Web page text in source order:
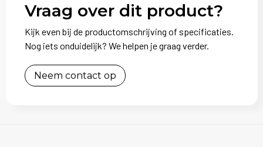
Vraag over dit product?
Kijk even bij de productomschrijving of specificaties.
Nog iets onduidelijk? We helpen je graag verder.
Neem contact op